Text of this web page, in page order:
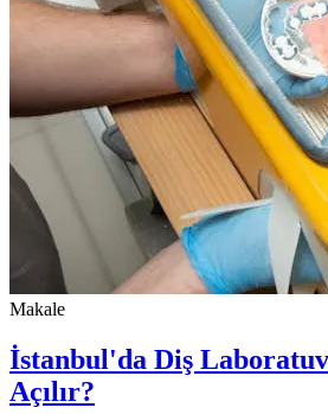
Makale
İstanbul'da Diş
Açılır?